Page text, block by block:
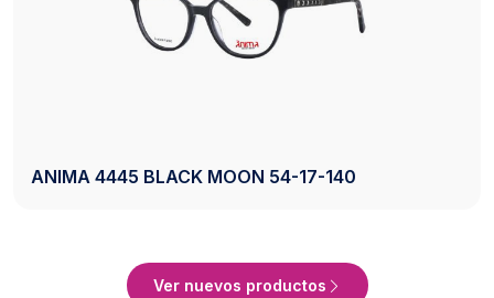
AXESS 2742 BLACK 50-20-140
Ver nuevos productos